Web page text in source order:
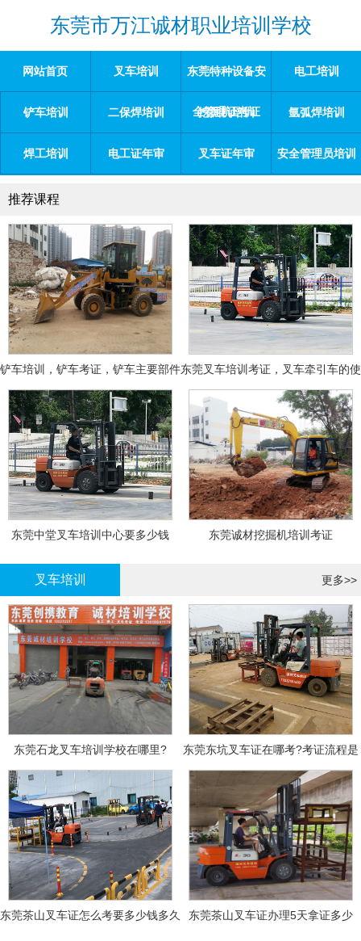
东莞市万江诚材职业培训学校
网站首页 叉车培训 东莞特种设备安
全管理证考证
电工培训
铲车培训 二保焊培训 挖掘机培训 氩弧焊培训
焊工培训 电工证年审 叉车证年审 安全管理员培训
推荐课程
铲车培训，铲车考证，铲车主要部件东莞叉车培训考证，叉车牵引车的使
用和操作
东莞中堂叉车培训中心要多少钱 东莞诚材挖掘机培训考证
叉车培训 更多>>
东莞石龙叉车培训学校在哪里?
东莞东坑叉车证在哪考?考证流程是
什么?需要什么资料?
东莞茶山叉车证怎么考要多少钱多久
东莞茶山叉车证办理5天拿证多少